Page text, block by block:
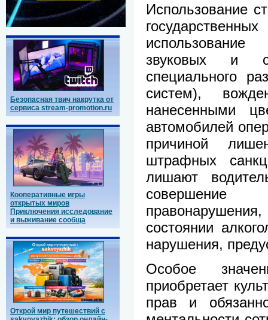
Безопасная твич накрутка от
сервиса stream-promotion.ru
Кооперативные игры
открытых миров
Приключения исследование
и выживание сообща
Открой мир путешествий с
Использование
звуковых и
специального
систем),
нанесенными
автомобилей
причиной
штрафных
лишают
совершение
состоянии
нарушения,
Особое
приобретает
прав и